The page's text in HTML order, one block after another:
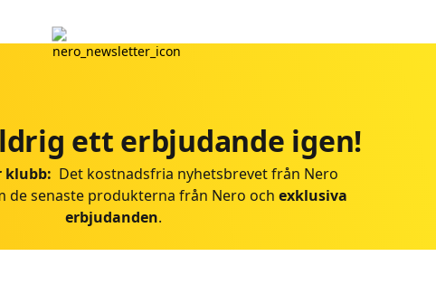
ett erbjudande igen!
klubb: Det kostnadsfria nyhetsbrevet från Nero
de senaste produkterna från Nero och exklusiva
erbjudanden.